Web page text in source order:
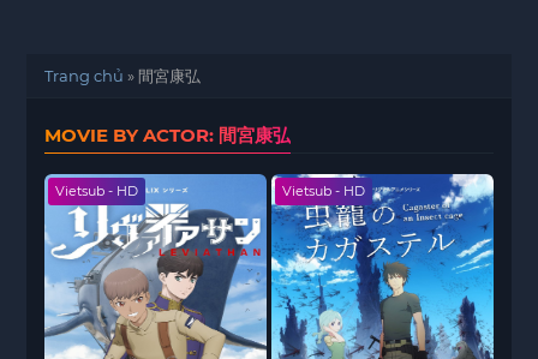
Trang chủ » 間宮康弘
MOVIE BY ACTOR: 間宮康弘
Vietsub - HD Vietsub - HD